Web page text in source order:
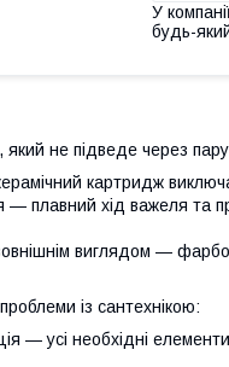
У
будь-
не підведе через
картридж
плавний хід важеля та
виглядом —
із сантехнікою:
— усі необхідні